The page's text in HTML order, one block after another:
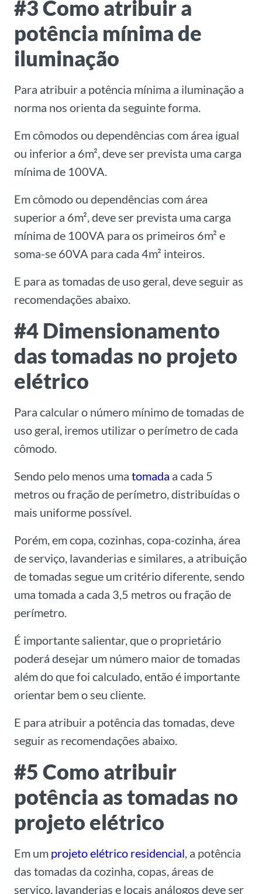
#3 Como atribuir a
potência mínima de
iluminação
Para atribuir a potência mínima a iluminação a
norma nos orienta da seguinte forma.
Em cômodos ou dependências com área igual
ou inferior a 6m², deve ser prevista uma carga
mínima de 100VA.
Em cômodo ou dependências com área
superior a 6m², deve ser prevista uma carga
mínima de 100VA para os primeiros 6m² e
soma-se 60VA para cada 4m² inteiros.
E para as tomadas de uso geral, deve seguir as
recomendações abaixo.
#4 Dimensionamento
das tomadas no projeto
elétrico
Para calcular o número mínimo de tomadas de
uso geral, iremos utilizar o perímetro de cada
cômodo.
Sendo pelo menos uma tomada a cada 5
metros ou fração de perímetro, distribuídas o
mais uniforme possível.
Porém, em copa, cozinhas, copa-cozinha, área
de serviço, lavanderias e similares, a atribuição
de tomadas segue um critério diferente, sendo
uma tomada a cada 3,5 metros ou fração de
perímetro.
É importante salientar, que o proprietário
poderá desejar um número maior de tomadas
além do que foi calculado, então é importante
orientar bem o seu cliente.
E para atribuir a potência das tomadas, deve
seguir as recomendações abaixo.
#5 Como atribuir
potência as tomadas no
projeto elétrico
Em um projeto elétrico residencial, a potência
das tomadas da cozinha, copas, áreas de
serviço, lavanderias e locais análogos deve ser